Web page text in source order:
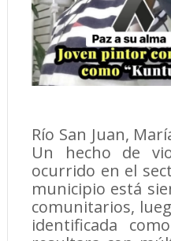
Río San Juan,
Un hecho de
ocurrido en el
municipio está
comunitarios,
identificada